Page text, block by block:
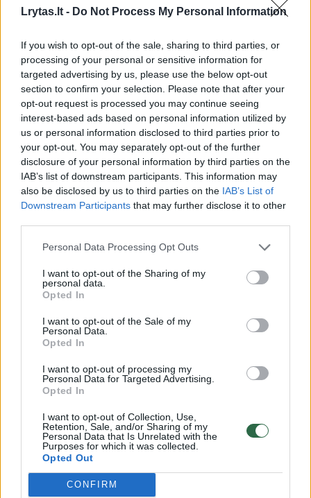
Lrytas.lt - Do Not Process My Personal Information
If you wish to opt-out of the sale, sharing to third parties, or
processing of your personal or sensitive information for
targeted advertising by us, please use the below opt-out
section to confirm your selection. Please note that after your
opt-out request is processed you may continue seeing
interest-based ads based on personal information utilized by
us or personal information disclosed to third parties prior to
your opt-out. You may separately opt-out of the further
disclosure of your personal information by third parties on the
IAB’s list of downstream participants. This information may
also be disclosed by us to third parties on the IAB’s List of
Downstream Participants that may further disclose it to other
Personal Data Processing Opt Outs
I want to opt-out of the Sharing of my
personal data.
Opted In
I want to opt-out of the Sale of my
Personal Data.
Opted In
I want to opt-out of processing my
Personal Data for Targeted Advertising.
Opted In
I want to opt-out of Collection, Use,
Retention, Sale, and/or Sharing of my
Personal Data that Is Unrelated with the
Purposes for which it was collected.
Opted Out
CONFIRM
tebėra tiriamos tiek viešųjų, tiek privačių
Susiję straipsniai
piratinės filmų svetainės
kopijas
kriptovaliuta
Kiberpatrulio savaitės dėmesys buvo
sutelktas į augančią tendenciją, kai